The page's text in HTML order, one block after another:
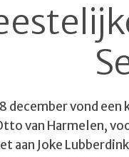
december vond
van Harmelen,
aan Joke